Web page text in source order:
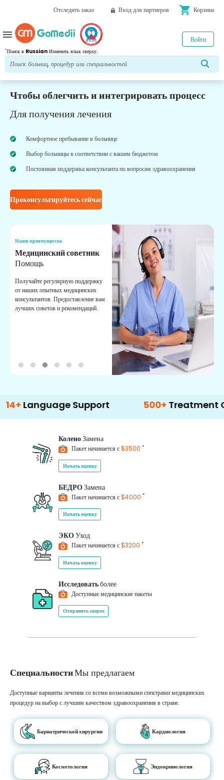
Отследить заказ Вход для партнеров shopping_cart Корзина
*Поиск в Russian Изменить язык сверху.
Войти
menu
Чтобы облегчить и интегрировать процесс
Для получения лечения
Комфортное пребывание в больнице
Выбор больницы в соответствии с вашим бюджетом
Постоянная поддержка консультанта по вопросам здравоохранения
Проконсультируйтесь сейчас
Наши преимущества
Медицинский советник
Помощь
Получайте регулярную поддержку
от наших опытных медицинских
консультантов. Предоставление вам
лучших советов и рекомендаций.
Support Treatment Options
КоленоЗамена
Пакет начинается с$3500 *
Начать оценку
БЕДРОЗамена
Пакет начинается с$4000 *
Начать оценку
ЭКОУход
Пакет начинается с$3200 *
Начать оценку
Исследоватьболее
Доступные медицинские пакеты
Отправить запрос
СпециальностиМы предлагаем
Доступные варианты лечения со всеми возможными спектрами медицинских
процедур на выбор с лучшим качеством здравоохранения в стране.
Бариатрической хирургии Кардиология
Косметология Эндокринология